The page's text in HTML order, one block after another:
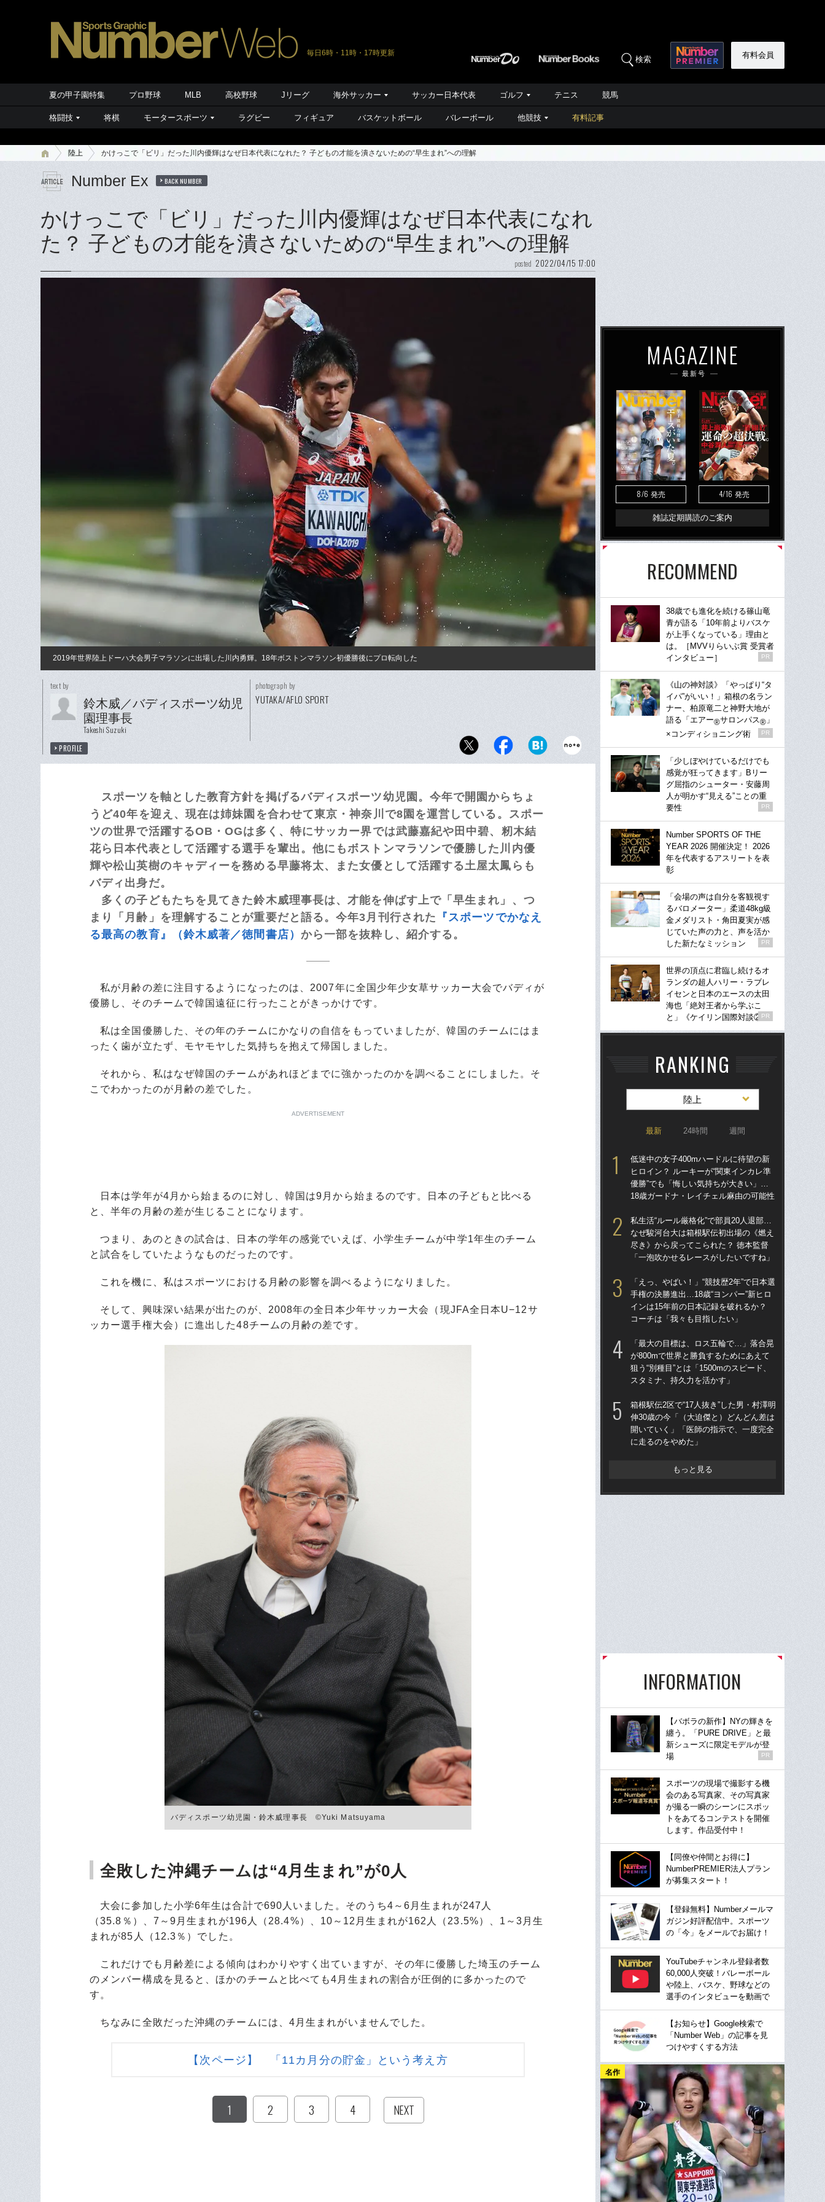
毎日6時・11時・17時更新
検索 有料会員
夏の甲子園特集 プロ野球 MLB 高校野球 Jリーグ 海外サッカー サッカー日本代表 ゴルフ テニス 競馬
格闘技 将棋 モータースポーツ ラグビー フィギュア バスケットボール バレーボール 他競技 有料記事
陸上 かけっこで「ビリ」だった川内優輝はなぜ日本代表になれた？ 子どもの才能を潰さないための“早生まれ”への理解
Number Ex BACK NUMBER
かけっこで「ビリ」だった川内優輝はなぜ日本代表になれ
た？ 子どもの才能を潰さないための“早生まれ”への理解
posted 2022/04/15 17:00
2019年世界陸上ドーハ大会男子マラソンに出場した川内勇輝。18年ボストンマラソン初優勝後にプロ転向した
text by
鈴木威／バディスポーツ幼児
園理事長
Takeshi Suzuki
PROFILE
photograph by
YUTAKA/AFLO SPORT
スポーツを軸とした教育方針を掲げるバディスポーツ幼児園。今年で開園からちょ
うど40年を迎え、現在は姉妹園を合わせて東京・神奈川で8園を運営している。スポー
ツの世界で活躍するOB・OGは多く、特にサッカー界では武藤嘉紀や田中碧、籾木結
花ら日本代表として活躍する選手を輩出。他にもボストンマラソンで優勝した川内優
輝や松山英樹のキャディーを務める早藤将太、また女優として活躍する土屋太鳳らも
バディ出身だ。
多くの子どもたちを見てきた鈴木威理事長は、才能を伸ばす上で「早生まれ」、つ
まり「月齢」を理解することが重要だと語る。今年3月刊行された
『スポーツでかなえ
る最高の教育』（鈴木威著／徳間書店） から一部を抜粋し、紹介する。
私が月齢の差に注目するようになったのは、2007年に全国少年少女草サッカー大会でバディが
優勝し、そのチームで韓国遠征に行ったことがきっかけです。
私は全国優勝した、その年のチームにかなりの自信をもっていましたが、韓国のチームにはま
ったく歯が立たず、モヤモヤした気持ちを抱えて帰国しました。
それから、私はなぜ韓国のチームがあれほどまでに強かったのかを調べることにしました。そ
こでわかったのが月齢の差でした。
ADVERTISEMENT
日本は学年が4月から始まるのに対し、韓国は9月から始まるのです。日本の子どもと比べる
と、半年の月齢の差が生じることになります。
つまり、あのときの試合は、日本の学年の感覚でいえば、小学生チームが中学1年生のチーム
と試合をしていたようなものだったのです。
これを機に、私はスポーツにおける月齢の影響を調べるようになりました。
そして、興味深い結果が出たのが、2008年の全日本少年サッカー大会（現JFA全日本U−12サ
ッカー選手権大会）に進出した48チームの月齢の差です。
バディスポーツ幼児園・鈴木威理事長 ©︎Yuki Matsuyama
全敗した沖縄チームは“4月生まれ”が0人
大会に参加した小学6年生は合計で690人いました。そのうち4～6月生まれが247人
（35.8％）、7～9月生まれが196人（28.4%）、10～12月生まれが162人（23.5%）、1～3月生
まれが85人（12.3％）でした。
これだけでも月齢差による傾向はわかりやすく出ていますが、その年に優勝した埼玉のチーム
のメンバー構成を見ると、ほかのチームと比べても4月生まれの割合が圧倒的に多かったので
す。
ちなみに全敗だった沖縄のチームには、4月生まれがいませんでした。
【次ページ】 「11カ月分の貯金」という考え方
1 2 3 4 NEXT
MAGAZINE
最新号
8/6 発売 4/16 発売
雑誌定期購読のご案内
RECOMMEND
38歳でも進化を続ける篠山竜
青が語る「10年前よりバスケ
が上手くなっている」理由と
は。［MVVりらいぶ賞 受賞者
インタビュー］
PR
《山の神対談》「やっぱり“タ
イパ”がいい！」箱根の名ラン
ナー、柏原竜二と神野大地が
語る「エアー®サロンパス® 」
×コンディショニング術
PR
「少しぼやけているだけでも
感覚が狂ってきます」Bリー
グ屈指のシューター・安藤周
人が明かす“見える”ことの重
要性
PR
Number SPORTS OF THE
YEAR 2026 開催決定！ 2026
年を代表するアスリートを表
彰
「会場の声は自分を客観視す
るバロメーター」柔道48kg級
金メダリスト・角田夏実が感
じていた声の力と、声を活か
した新たなミッション
PR
世界の頂点に君臨し続けるオ
ランダの超人ハリー・ラブレ
イセンと日本のエースの太田
海也「絶対王者から学ぶこ
と」《ケイリン国際対談②》
PR
RANKING
陸上
最新 24時間 週間
低迷中の女子400mハードルに待望の新
ヒロイン？ ルーキーが“関東インカレ準
優勝”でも「悔しい気持ちが大きい」…
18歳ガードナ・レイチェル麻由の可能性
私生活“ルール厳格化”で部員20人退部…
なぜ駿河台大は箱根駅伝初出場の《燃え
尽き》から戻ってこられた？ 徳本監督
「一泡吹かせるレースがしたいですね」
「えっ、やばい！」“競技歴2年”で日本選
手権の決勝進出…18歳“ヨンパー”新ヒロ
インは15年前の日本記録を破れるか？
コーチは「我々も目指したい」
「最大の目標は、ロス五輪で…」落合晃
が800mで世界と勝負するためにあえて
狙う“別種目”とは「1500mのスピード、
スタミナ、持久力を活かす」
箱根駅伝2区で“17人抜き”した男・村澤明
伸30歳の今「（大迫傑と）どんどん差は
開いていく」「医師の指示で、一度完全
に走るのをやめた」
もっと見る
INFORMATION
【バボラの新作】NYの輝きを
纏う。「PURE DRIVE」と最
新シューズに限定モデルが登
場
PR
スポーツの現場で撮影する機
会のある写真家、その写真家
が撮る一瞬のシーンにスポッ
トをあてるコンテストを開催
します。作品受付中！
【同僚や仲間とお得に】
NumberPREMIER法人プラン
が募集スタート！
【登録無料】Numberメールマ
ガジン好評配信中。スポーツ
の「今」をメールでお届け！
YouTubeチャンネル登録者数
60,000人突破！バレーボール
や陸上、バスケ、野球などの
選手のインタビューを動画で
【お知らせ】Google検索で
「Number Web」の記事を見
つけやすくする方法
名作